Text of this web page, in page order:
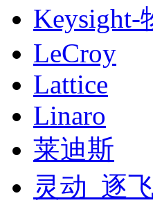
Keysight-
LeCroy
Lattice
Linaro
莱迪斯
灵动_逐